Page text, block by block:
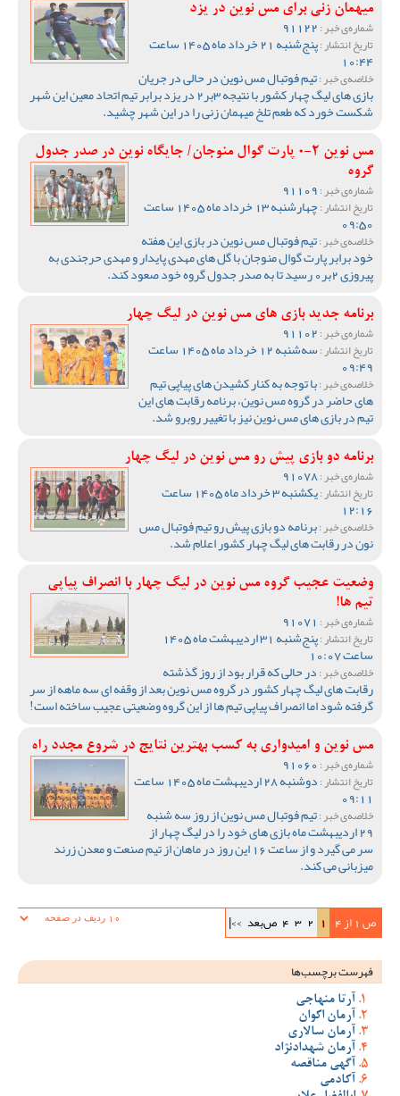
میهمان زنی برای مس نوین در یزد
شماره‌ی خبر :
تاریخ انتشار : پنج‌شنبه 21 خرداد ماه 1405 ساعت
10:44
خلاصه‌ی خبر :تیم فوتبال مس نوین در حالی در جریان
بازی های لیگ چهار کشور با نتیجه 3بر2 در یزد برابر تیم اتحاد معین این شهر
شکست خورد که طعم تلخ میهمان زنی را در این شهر چشید.
مس نوین 2-0 پارت گوال منوجان/ جایگاه نوین در صدر جدول
گروه
شماره‌ی خبر :
تاریخ انتشار : چهارشنبه 13 خرداد ماه 1405 ساعت
09:50
خلاصه‌ی خبر :تیم فوتبال مس نوین در بازی این هفته
خود برابر پارت گوال منوجان با گل های مهدی پایدار و مهدی حرجندی به
پیروزی 2بر0 رسید تا به صدر جدول گروه خود صعود کند.
برنامه جدید بازی های مس نوین در لیگ چهار
شماره‌ی خبر :
تاریخ انتشار : سه‌شنبه 12 خرداد ماه 1405 ساعت
09:49
خلاصه‌ی خبر :با توجه به کنار کشیدن های پیاپی تیم
های حاضر در گروه مس نوین، برنامه رقابت های این
تیم در بازی های مس نوین نیز با تغییر روبرو شد.
برنامه دو بازی پیش رو مس نوین در لیگ چهار
شماره‌ی خبر :
تاریخ انتشار : یکشنبه 3 خرداد ماه 1405 ساعت
12:16
خلاصه‌ی خبر :برنامه دو بازی پیش رو تیم فوتبال مس
نون در رقابت های لیگ چهار کشور اعلام شد.
وضعیت عجیب گروه مس نوین در لیگ چهار با انصراف پیاپی
تیم ها!
شماره‌ی خبر :
تاریخ انتشار : پنج‌شنبه 31 اردیبهشت ماه 1405
ساعت 10:07
خلاصه‌ی خبر :در حالی که قرار بود از روز گذشته
رقابت های لیگ چهار کشور در گروه مس نوین بعد از وقفه ای سه ماهه از سر
گرفته شود اما انصراف پیاپی تیم ها از این گروه وضعیتی عجیب ساخته است!
مس نوین و امیدواری به کسب بهترین نتایج در شروع مجدد راه
شماره‌ی خبر :
تاریخ انتشار : دوشنبه 28 اردیبهشت ماه 1405 ساعت
09:11
خلاصه‌ی خبر :تیم فوتبال مس نوین از روز سه شنبه
29 اردیبهشت ماه بازی های خود را در لیگ چهار از
سر می گیرد و از ساعت 16 این روز در ماهان از تیم صنعت و معدن زرند
میزبانی می کند.
ص 1 از 4 1
2
3
4 ص‌بعد >>|
فهرست برچسب‌ها
آرتا منهاجی
آرمان اکوان
آرمان سالاری
آرمان شهدادنژاد
آگهی مناقصه
آکادمی